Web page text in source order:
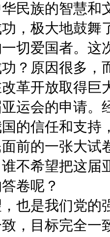
民族的智慧和
，极大地鼓舞
切爱国者。这
？原因很多，
革开放取得
运会的申请
的信任和支持
前的一张大
不希望把这
卷呢？
也是我们党的
，目标完全